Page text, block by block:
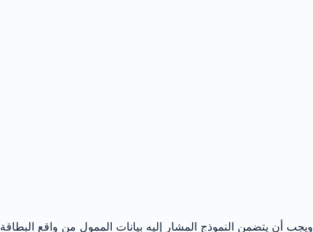
ويجب أن يتضمن النموذج المشار إليه بيانات الممول من واقع البطاقة